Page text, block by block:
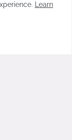
Learn